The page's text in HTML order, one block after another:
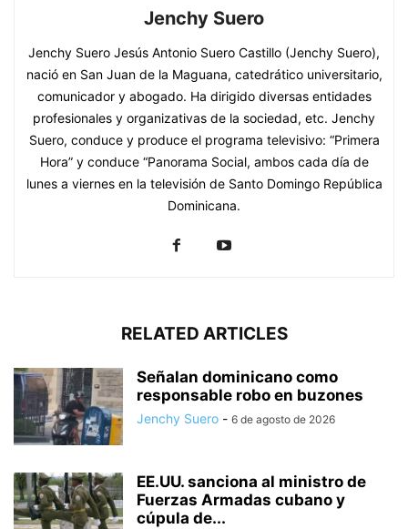
Jenchy Suero
Jenchy Suero Jesús Antonio Suero Castillo (Jenchy Suero),
nació en San Juan de la Maguana, catedrático universitario,
comunicador y abogado. Ha dirigido diversas entidades
profesionales y organizativas de la sociedad, etc. Jenchy
Suero, conduce y produce el programa televisivo: “Primera
Hora” y conduce “Panorama Social, ambos cada día de
lunes a viernes en la televisión de Santo Domingo República
Dominicana.
RELATED ARTICLES
Señalan dominicano como
responsable robo en buzones
Jenchy Suero - 6 de agosto de 2026
EE.UU. sanciona al ministro de
Fuerzas Armadas cubano y
cúpula de...